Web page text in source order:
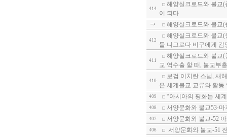
414
해양실크로드와 불교
이 되다
해양실크로드와 불교
412
해양실크로드와 불교
들 니그로다 비구에게
411
해양실크로드와 불교
교 역수출 할 때, 불교부
410
보검 이치란 스님, 새
은 세계불교 교류와 활동
409 “아시아의 평화는 세
408 서양문화와 불교53·
407 서양문화와 불교-52
406 서양문화와 불교-51